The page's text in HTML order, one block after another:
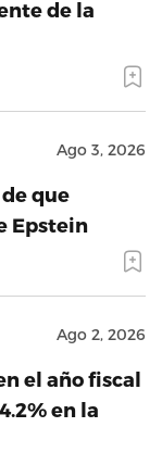
de la
Ago 3, 2026
que
Epstein
Ago 2, 2026
el año fiscal
en la